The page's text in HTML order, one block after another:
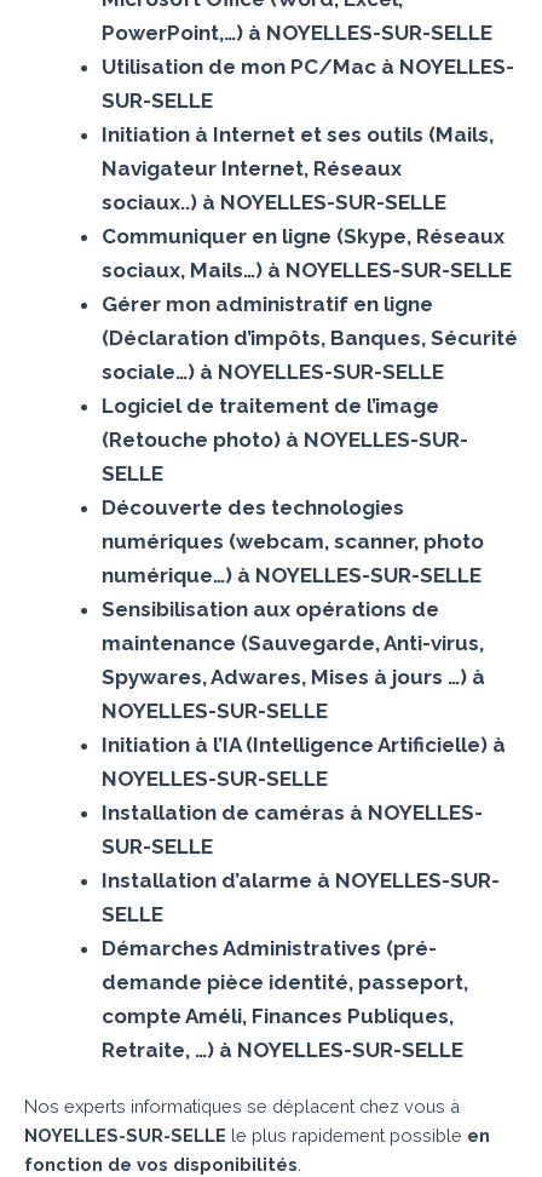
PowerPoint,…) à NOYELLES-SUR-SELLE
Utilisation de mon PC/Mac à NOYELLES-
SUR-SELLE
Initiation à Internet et ses outils (Mails,
Navigateur Internet, Réseaux
sociaux..) à NOYELLES-SUR-SELLE
Communiquer en ligne (Skype, Réseaux
sociaux, Mails…) à NOYELLES-SUR-SELLE
Gérer mon administratif en ligne
(Déclaration d’impôts, Banques, Sécurité
sociale…) à NOYELLES-SUR-SELLE
Logiciel de traitement de l’image
(Retouche photo) à NOYELLES-SUR-
SELLE
Découverte des technologies
numériques (webcam, scanner, photo
numérique…) à NOYELLES-SUR-SELLE
Sensibilisation aux opérations de
maintenance (Sauvegarde, Anti-virus,
Spywares, Adwares, Mises à jours …) à
NOYELLES-SUR-SELLE
Initiation à l’IA (Intelligence Artificielle) à
NOYELLES-SUR-SELLE
Installation de caméras à NOYELLES-
SUR-SELLE
Installation d’alarme à NOYELLES-SUR-
SELLE
Démarches Administratives (pré-
demande pièce identité, passeport,
compte Améli, Finances Publiques,
Retraite, …) à NOYELLES-SUR-SELLE
Nos experts informatiques se déplacent chez vous à
NOYELLES-SUR-SELLE le plus rapidement possible en
fonction de vos disponibilités.